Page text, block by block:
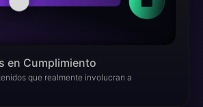
en Cumplimiento​
que realmente involucran a